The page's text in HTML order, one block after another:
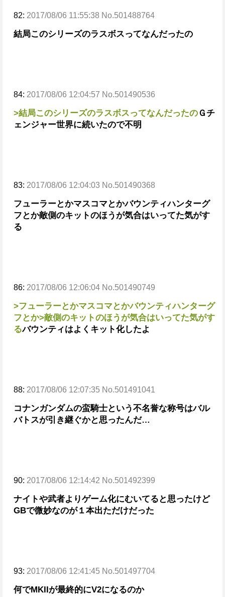
82: 2017/08/06 11:55:38 No.501488764
結局このシリーズのラスボスってなんだったの
84: 2017/08/06 12:04:57 No.501490536
>結局このシリーズのラスボスってなんだったのＧチ
ェンジャー世界に続いたので不明
83: 2017/08/06 12:04:03 No.501490368
フューラーとかマスコマとかバウンティハンターグ
フとか敵側のキットのほうが気合はいってた気がす
る
86: 2017/08/06 12:06:04 No.501490749
>フューラーとかマスコマとかバウンティハンターグ
フとか>敵側のキットのほうが気合はいってた気がす
るバウンティはよくキット化したよ
88: 2017/08/06 12:07:35 No.501491041
コナンガンダムの蛮騎士という不名誉な称号はバル
バトスが引き継ぐかと思ったんだ…
90: 2017/08/06 12:14:42 No.501492399
ナイトや武者よりゲーム化にむいてると思ったけど
GBで微妙なのが１本出ただけだった
93: 2017/08/06 12:41:45 No.501497704
何でMKIIが最終的にV2になるのか